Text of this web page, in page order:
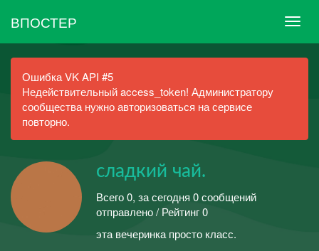
ВПОСТЕР
Ошибка VK API #5
Недействительный access_token! Администратору
сообщества нужно авторизоваться на сервисе
повторно.
сладкий чай.
Всего 0, за сегодня 0 сообщений
отправлено / Рейтинг 0
эта вечеринка просто класс.